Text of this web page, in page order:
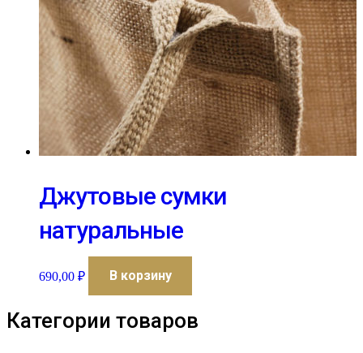
Джутовые сумки
натуральные
690,00 ₽ В корзину
Категории товаров